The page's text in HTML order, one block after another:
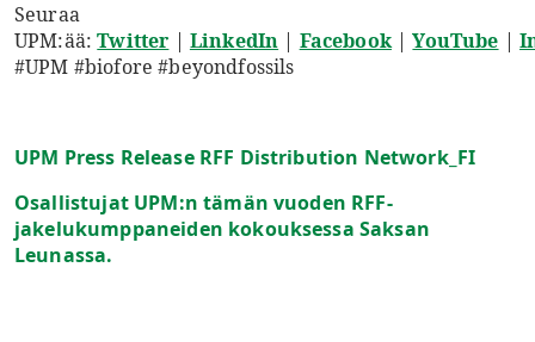
Seuraa
UPM:ää:Twitter | LinkedIn | Facebook|YouTube |
#UPM #biofore #beyondfossils
UPM Press Release RFF Distribution Network_FI
Osallistujat UPM:n tämän vuoden RFF-
jakelukumppaneiden kokouksessa Saksan
Leunassa.